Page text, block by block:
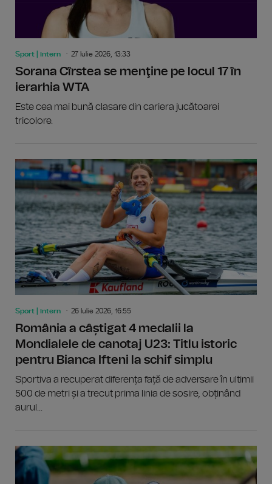
Sport | intern 27 Iulie 2026, 13:33
Sorana Cîrstea se menţine pe locul 17 în
ierarhia WTA
Este cea mai bună clasare din cariera jucătoarei
tricolore.
Sport | intern 26 Iulie 2026, 16:55
România a câștigat 4 medalii la
Mondialele de canotaj U23: Titlu istoric
pentru Bianca Ifteni la schif simplu
Sportiva a recuperat diferența față de adversare în ultimii
500 de metri și a trecut prima linia de sosire, obținând
aurul...